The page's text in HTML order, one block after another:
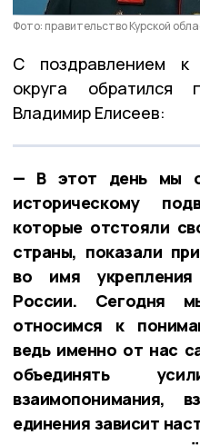
Фото: правительство Курской
С поздравлением к
округа обратился
Владимир Елисеев:
— В этот день мы
историческому
которые отстояли
страны, показали
во имя
России. Сегодня
относимся к
ведь именно от нас
объединять
взаимопонимания,
единения зависит